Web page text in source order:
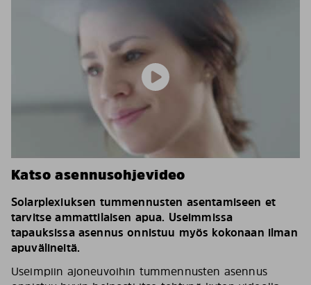
Katso asennusohjevideo
Solarplexiuksen tummennusten asentamiseen et
tarvitse ammattilaisen apua. Useimmissa
tapauksissa asennus onnistuu myös kokonaan ilman
apuvälineitä.
Useimpiin ajoneuvoihin tummennusten asennus